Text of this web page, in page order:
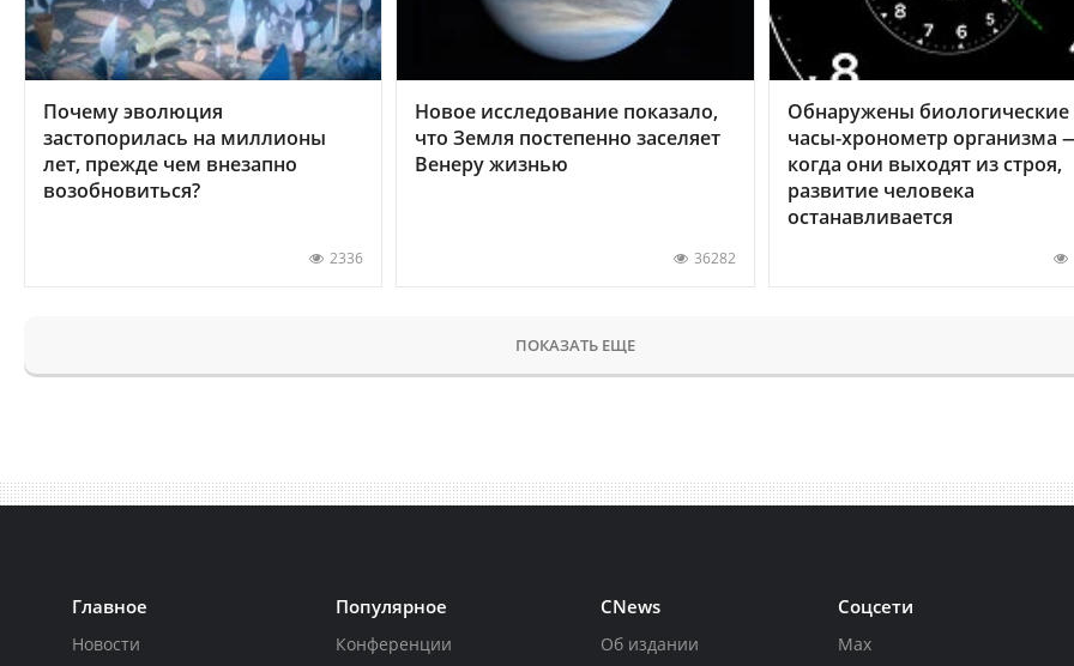
Почему эволюция
застопорилась на миллионы
лет, прежде чем внезапно
возобновиться?
2336
Новое исследование показало,
что Земля постепенно заселяет
Венеру жизнью
36282
Обнаружены биологические
часы-хронометр организма
когда они выходят из строя,
развитие человека
останавливается
ПОКАЗАТЬ ЕЩЕ
Главное
Новости
Популярное
Конференции
CNews
Об издании
Соцсети
Max